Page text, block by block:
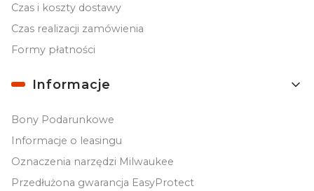
Czas i koszty dostawy
Czas realizacji zamówienia
Formy płatności
Informacje
Bony Podarunkowe
Informacje o leasingu
Oznaczenia narzędzi Milwaukee
Przedłużona gwarancja EasyProtect